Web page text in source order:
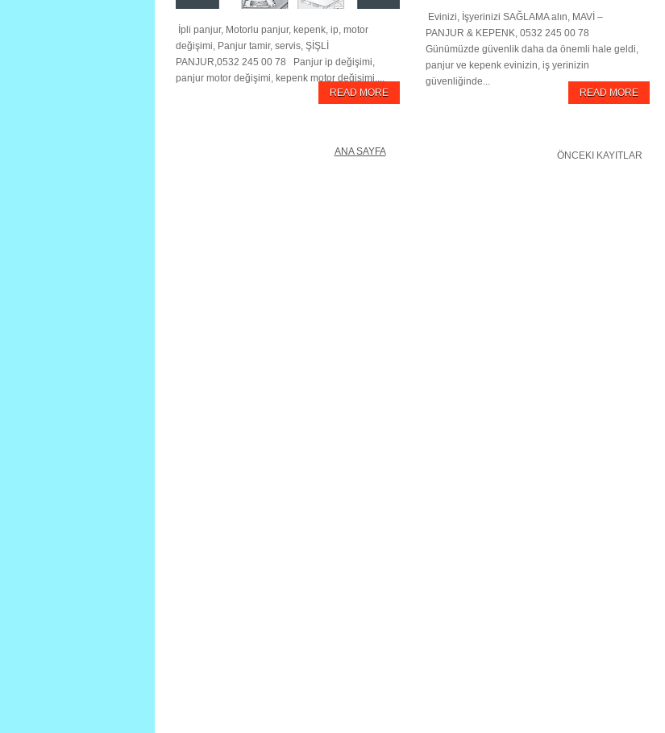
İpli panjur, Motorlu panjur, kepenk, ip, motor
değişimi, Panjur tamir, servis, ŞİŞLİ
PANJUR,0532 245 00 78 Panjur ip değişimi,
panjur motor değişimi, kepenk motor değişimi,...
READ MORE
Evinizi, İşyerinizi SAĞLAMA alın, MAVİ –
PANJUR & KEPENK, 0532 245 00 78
Günümüzde güvenlik daha da önemli hale geldi,
panjur ve kepenk evinizin, iş yerinizin
güvenliğinde...
READ MORE
ÖNCEKI KAYITLAR
ANA SAYFA